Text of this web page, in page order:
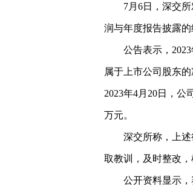
7月6日，深交
润与年度报告披露
公告表示，
属于上市公司股东
2023年4月20日，公
万元。
深交所称，上
取教训，及时整改，
公开资料显示